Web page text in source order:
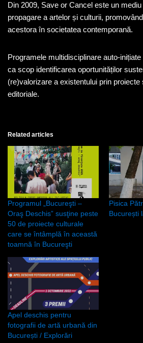
Din 2009, Save or Cancel este un
propagare a artelor și culturii,
acestora în societatea contemporană.
Programele multidisciplinare auto-
ca scop identificarea oportunităților
(re)valorizare a existentului prin
editoriale.
Related articles
Programul „Bucureşti –
Oraş Deschis” susţine peste
50 de proiecte culturale
care se întâmplă în această
toamnă în Bucureşti
Pisica
București
Apel deschis pentru
fotografii de artă urbană din
București / Explorări